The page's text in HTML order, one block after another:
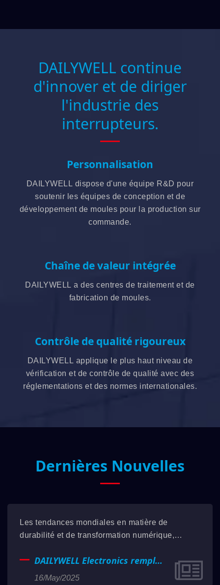
DAILYWELL continue
d'innover et de diriger
l'industrie des
interrupteurs.
Personnalisation
DAILYWELL dispose d'une équipe R&D pour
soutenir les équipes de conception et de
développement de moules pour la production sur
commande.
Chaîne de valeur intégrée
DAILYWELL a des centres de traitement et de
fabrication de moules.
Contrôle de qualité rigoureux
DAILYWELL applique le plus haut niveau de
vérification et de contrôle de qualité avec des
réglementations et des normes internationales.
Dernières Nouvelles
Les tendances mondiales en matière de
durabilité et de transformation numérique,
unique en tant que marque taïwanaise grâce à
plus de deux décennies d'expertise technique,
DAILYWELL Electronics remplit
son engagement envers la
16/May/2025